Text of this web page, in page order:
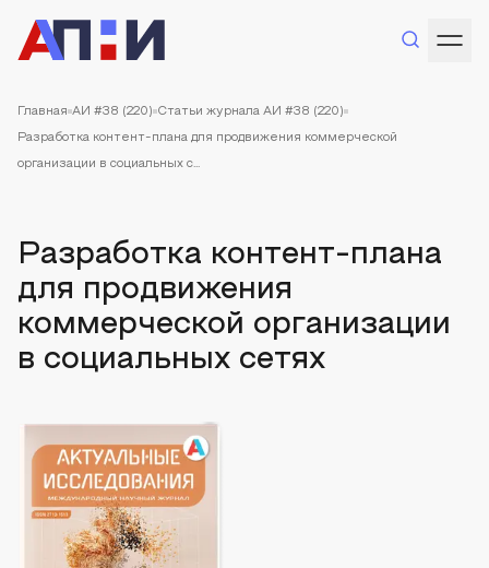
Главная АИ #38 (220) Статьи журнала АИ #38 (220)
Разработка контент-плана для продвижения коммерческой
организации в социальных с...
Разработка контент-плана
для продвижения
коммерческой организации
в социальных сетях